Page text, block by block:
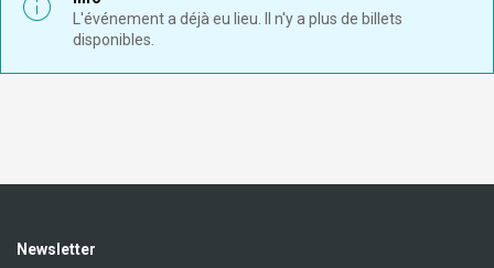
L'événement a déjà eu lieu. Il n'y a plus de billets
disponibles.
Newsletter